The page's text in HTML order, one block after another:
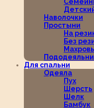
Наволочки
Простыни
На
Без
Для спальни
Одеяла
Пух
Шерсть
Шелк
Бамбук